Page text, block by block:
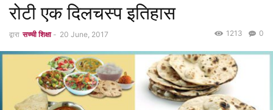
रोटी एक दिलचस्प इतिहास
द्वारा सच्ची शिक्षा - 20 June, 2017 0
1213